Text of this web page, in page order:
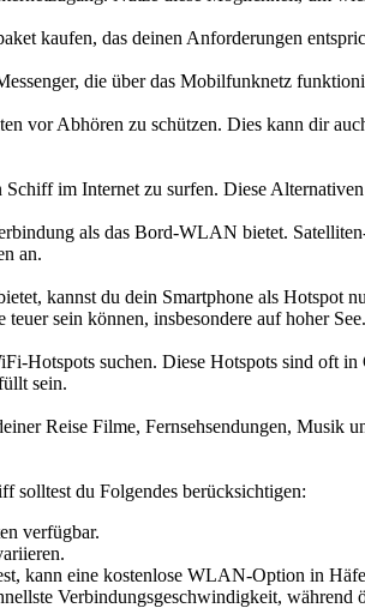
kaufen, das deinen Anforderungen
die über das Mobilfunknetz
vor Abhören zu schützen. Dies kann dir
im Internet zu surfen. Diese
als das Bord-WLAN bietet.
an.
kannst du dein Smartphone als Hotspot
sein können, insbesondere auf hoher
Hotspots suchen. Diese Hotspots sind oft
sein.
Reise Filme, Fernsehsendungen, Musik
solltest du Folgendes berücksichtigen:
verfügbar.
kann eine kostenlose WLAN-Option in
Verbindungsgeschwindigkeit,